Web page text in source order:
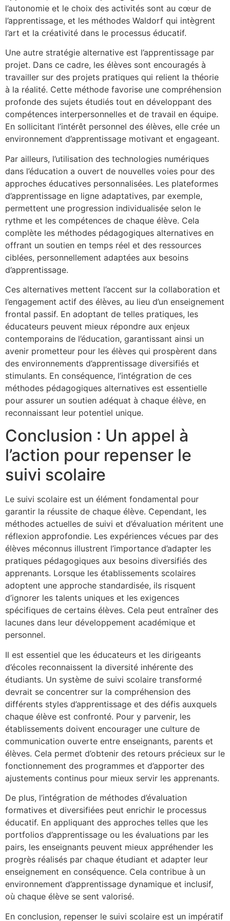
l’autonomie et le choix des activités sont au cœur de
l’apprentissage, et les méthodes Waldorf qui intègrent
l’art et la créativité dans le processus éducatif.
Une autre stratégie alternative est l’apprentissage par
projet. Dans ce cadre, les élèves sont encouragés à
travailler sur des projets pratiques qui relient la théorie
à la réalité. Cette méthode favorise une compréhension
profonde des sujets étudiés tout en développant des
compétences interpersonnelles et de travail en équipe.
En sollicitant l’intérêt personnel des élèves, elle crée un
environnement d’apprentissage motivant et engageant.
Par ailleurs, l’utilisation des technologies numériques
dans l’éducation a ouvert de nouvelles voies pour des
approches éducatives personnalisées. Les plateformes
d’apprentissage en ligne adaptatives, par exemple,
permettent une progression individualisée selon le
rythme et les compétences de chaque élève. Cela
complète les méthodes pédagogiques alternatives en
offrant un soutien en temps réel et des ressources
ciblées, personnellement adaptées aux besoins
d’apprentissage.
Ces alternatives mettent l’accent sur la collaboration et
l’engagement actif des élèves, au lieu d’un enseignement
frontal passif. En adoptant de telles pratiques, les
éducateurs peuvent mieux répondre aux enjeux
contemporains de l’éducation, garantissant ainsi un
avenir prometteur pour les élèves qui prospèrent dans
des environnements d’apprentissage diversifiés et
stimulants. En conséquence, l’intégration de ces
méthodes pédagogiques alternatives est essentielle
pour assurer un soutien adéquat à chaque élève, en
reconnaissant leur potentiel unique.
Conclusion : Un appel à
l’action pour repenser le
suivi scolaire
Le suivi scolaire est un élément fondamental pour
garantir la réussite de chaque élève. Cependant, les
méthodes actuelles de suivi et d’évaluation méritent une
réflexion approfondie. Les expériences vécues par des
élèves méconnus illustrent l’importance d’adapter les
pratiques pédagogiques aux besoins diversifiés des
apprenants. Lorsque les établissements scolaires
adoptent une approche standardisée, ils risquent
d’ignorer les talents uniques et les exigences
spécifiques de certains élèves. Cela peut entraîner des
lacunes dans leur développement académique et
personnel.
Il est essentiel que les éducateurs et les dirigeants
d’écoles reconnaissent la diversité inhérente des
étudiants. Un système de suivi scolaire transformé
devrait se concentrer sur la compréhension des
différents styles d’apprentissage et des défis auxquels
chaque élève est confronté. Pour y parvenir, les
établissements doivent encourager une culture de
communication ouverte entre enseignants, parents et
élèves. Cela permet d’obtenir des retours précieux sur le
fonctionnement des programmes et d’apporter des
ajustements continus pour mieux servir les apprenants.
De plus, l’intégration de méthodes d’évaluation
formatives et diversifiées peut enrichir le processus
éducatif. En appliquant des approches telles que les
portfolios d’apprentissage ou les évaluations par les
pairs, les enseignants peuvent mieux appréhender les
progrès réalisés par chaque étudiant et adapter leur
enseignement en conséquence. Cela contribue à un
environnement d’apprentissage dynamique et inclusif,
où chaque élève se sent valorisé.
En conclusion, repenser le suivi scolaire est un impératif